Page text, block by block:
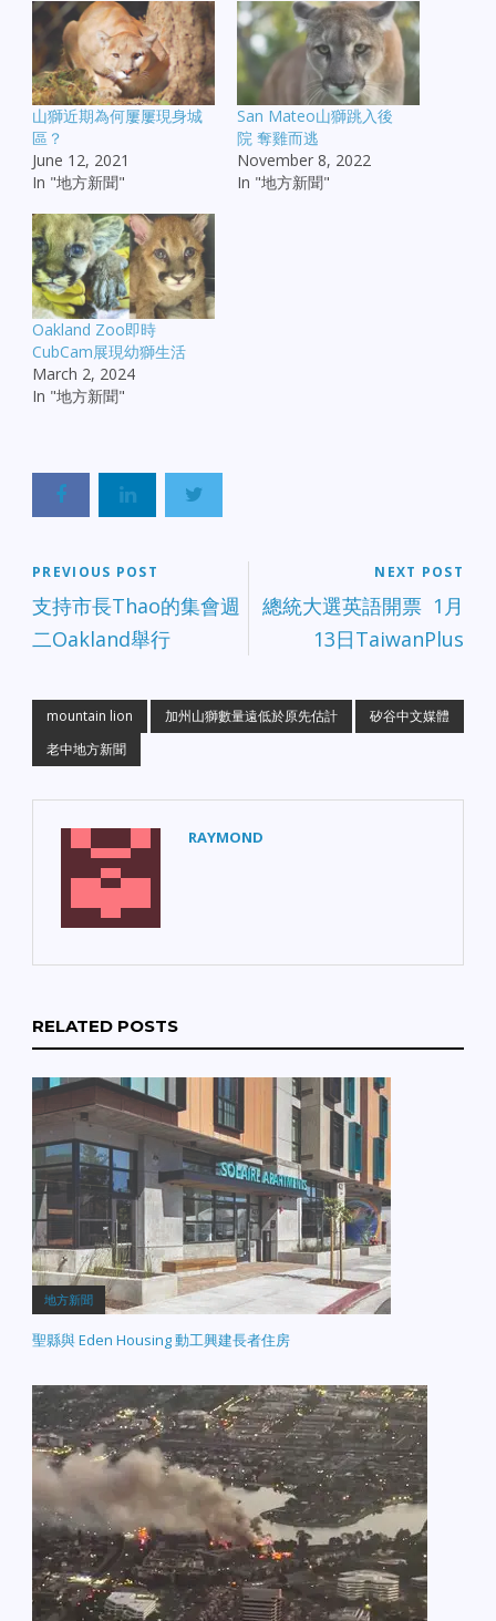
山獅近期為何屢屢現身城
區？
June 12, 2021
In "地方新聞"
San Mateo山獅跳入後
院 奪雞而逃
November 8, 2022
In "地方新聞"
Oakland Zoo即時
CubCam展現幼獅生活
March 2, 2024
In "地方新聞"
PREVIOUS POST
支持市長Thao的集會週
二Oakland舉行
NEXT POST
總統大選英語開票 1月
13日TaiwanPlus
mountain lion 加州山獅數量遠低於原先估計
矽谷中文媒體
老中地方新聞
RAYMOND
RELATED POSTS
地方新聞
聖縣與 Eden Housing 動工興建長者住房